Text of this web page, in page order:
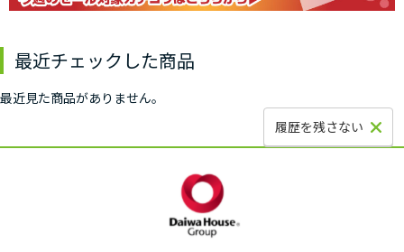
最近チェックした商品
最近見た商品がありません。
履歴を残さない